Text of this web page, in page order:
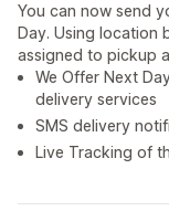
You can now send
Day. Using location
assigned to pickup
We Offer Next
delivery services
SMS delivery
Live Tracking of